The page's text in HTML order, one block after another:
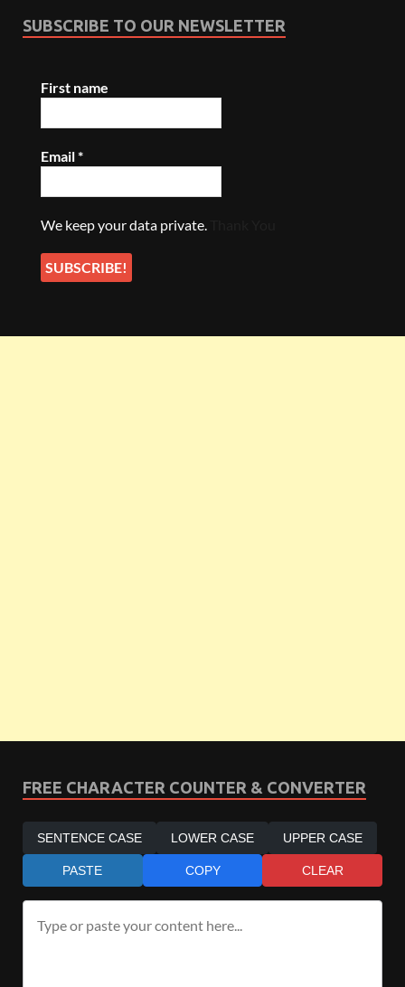
SUBSCRIBE TO OUR NEWSLETTER
First name
Email*
We keep your data private.
FREE CHARACTER COUNTER & CONVERTER
SENTENCE CASE LOWER CASE UPPER CASE
PASTE COPY CLEAR